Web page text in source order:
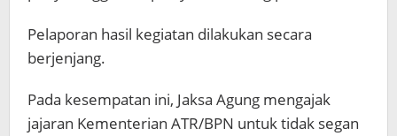
Pelaporan hasil kegiatan dilakukan secara
berjenjang.
Pada kesempatan ini, Jaksa Agung mengajak
jajaran Kementerian ATR/BPN untuk tidak segan